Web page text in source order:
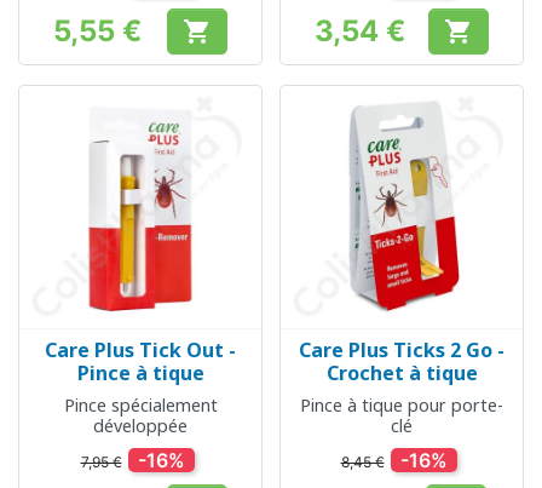
Prix
5,55 €  Prix
3,54 € 
Care Plus Tick Out -
Pince à tique
Pince spécialement
développée
7,95 € -16%
Care Plus Ticks 2 Go -
Crochet à tique
Pince à tique pour porte-
clé
8,45 € -16%